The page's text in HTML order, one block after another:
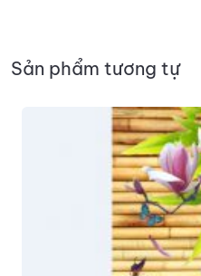
Sản phẩm tương tự